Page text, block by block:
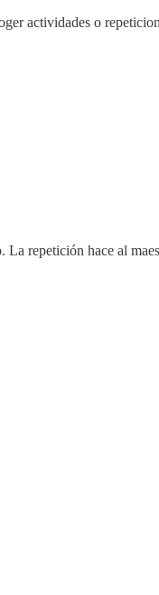
actividades o
La repetición hace al